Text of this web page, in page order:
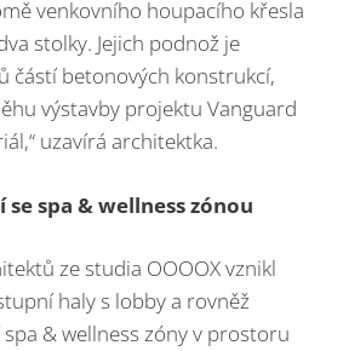
venkovního houpacího křesla
stolky. Jejich podnož je
částí betonových konstrukcí,
výstavby projektu Vanguard
uzavírá architektka.
spa & wellness zónou
ze studia OOOOX vznikl
haly s lobby a rovněž
& wellness zóny v prostoru